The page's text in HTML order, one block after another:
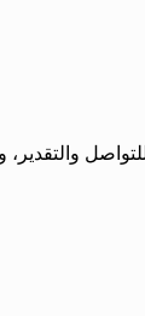
والتقدير،